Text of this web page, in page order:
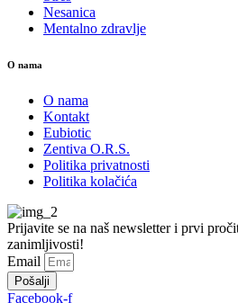
Nesanica
Mentalno zdravlje
O nama
O nama
Kontakt
Eubiotic
Zentiva O.R.S.
Politika privatnosti
Politika kolačića
Prijavite se na naš newsletter i prvi
zanimljivosti!
Email
Pošalji
Facebook-f